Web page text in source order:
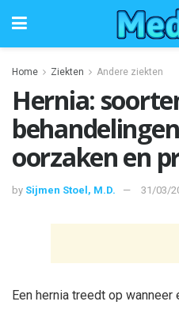
Home Ziekten Andere ziekten
Hernia:
oorzaken en
by Sijmen Stoel, M.D. 31/03/
Een hernia treedt op